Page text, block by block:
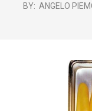
BY: ANGELO